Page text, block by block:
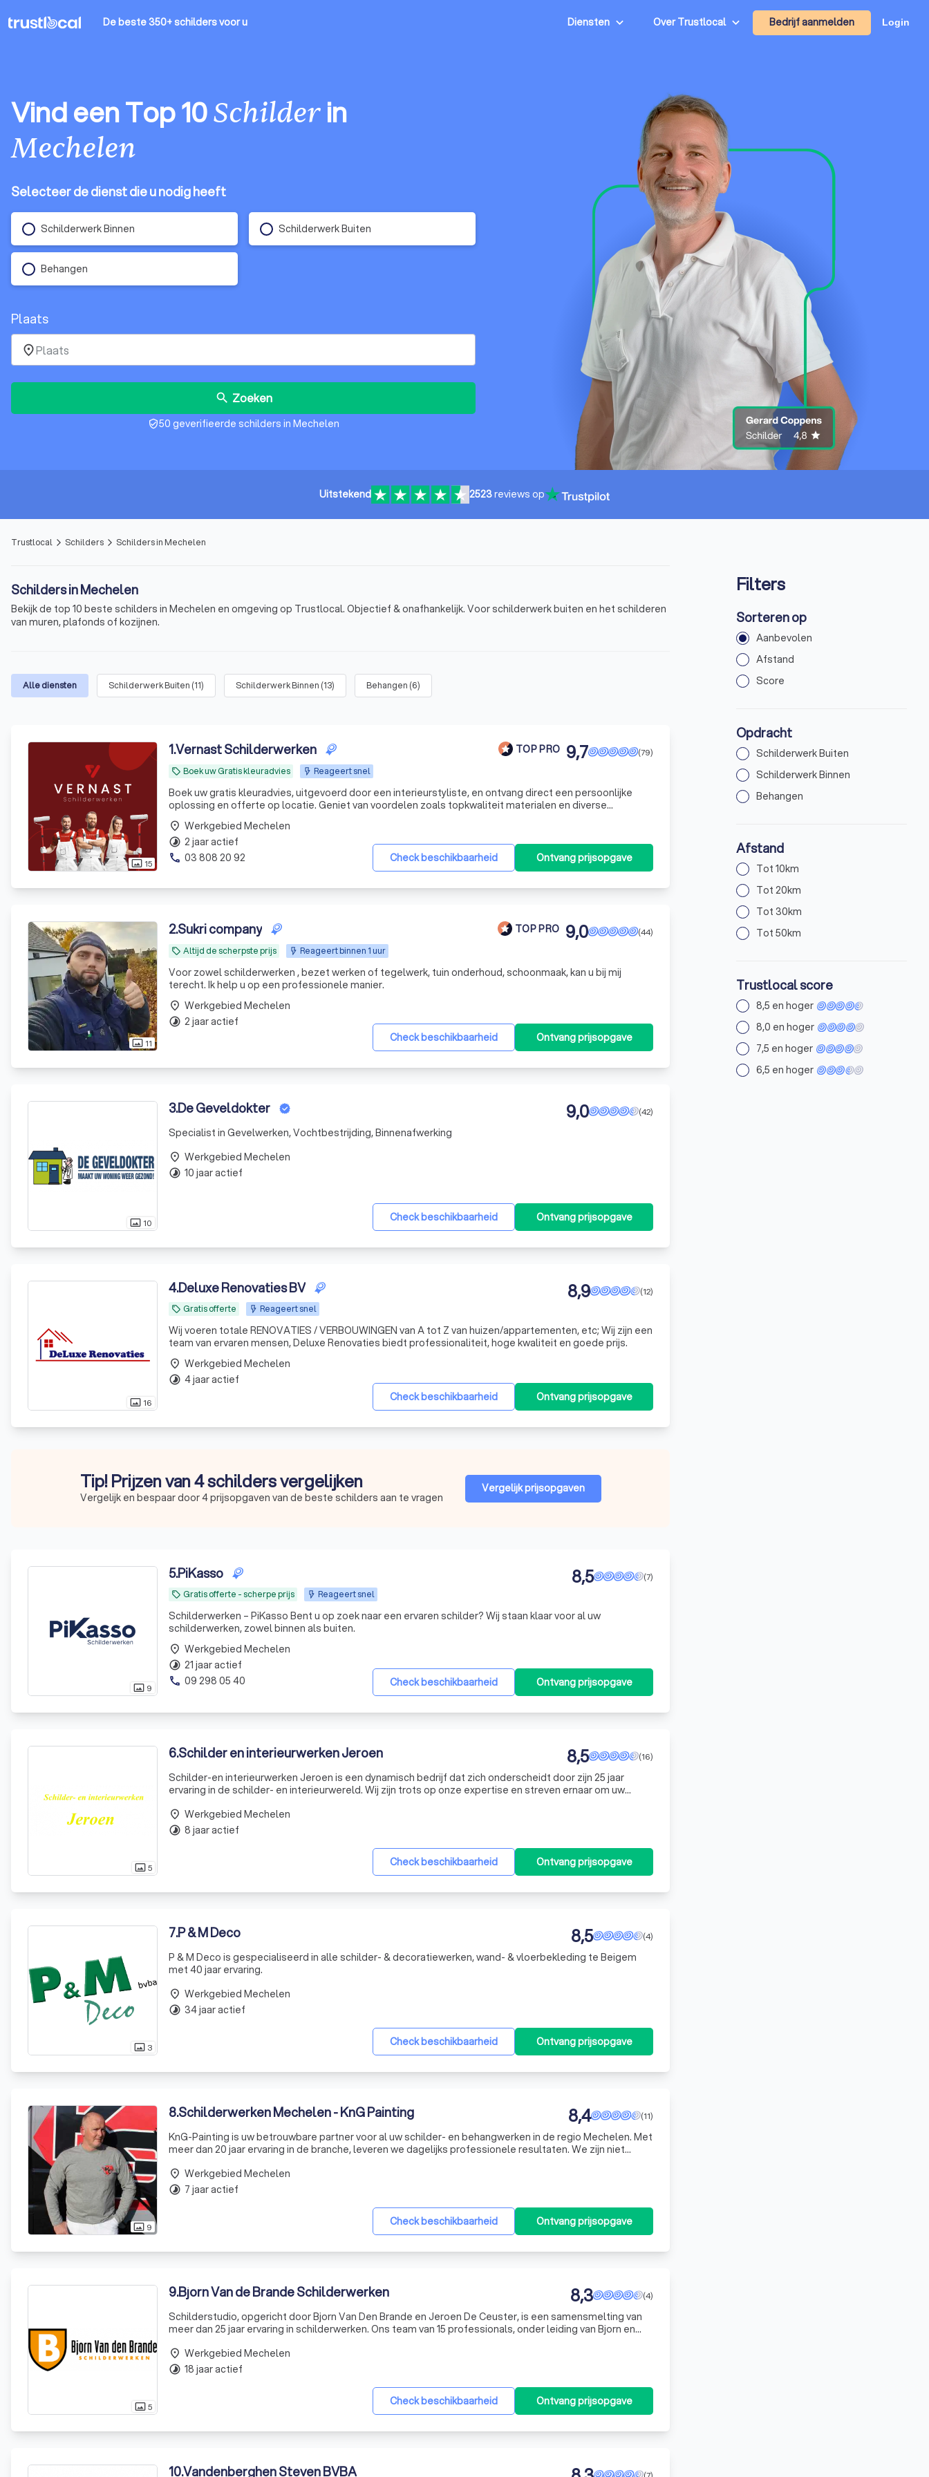
De beste 350+ schildersvoor u Diensten Over Trustlocal Bedrijf aanmelden Login
Vind een Top 10Schilderin
Mechelen
Selecteer de dienst die u nodig heeft
Schilderwerk Binnen Schilderwerk Buiten
Behangen
Plaats
place
search Zoeken
verified_user50 geverifieerde schilders in Mechelen
Uitstekend 2523reviews op
Trustlocal arrow_forward_ios Schilders arrow_forward_ios Schilders in Mechelen
Schilders in Mechelen
Bekijk de top 10 beste schilders in Mechelen en omgeving op Trustlocal. Objectief & onafhankelijk. Voor schilderwerk buiten en het schilderen
van muren, plafonds of kozijnen.
Alle diensten Schilderwerk Buiten (11) Schilderwerk Binnen (13) Behangen (6)
photo_size_select_actual 15
1.Vernast Schilderwerken TOP PRO
local_offer Boek uw Gratis kleuradvies Reageert snel
(79)
9,7
Boek uw gratis kleuradvies, uitgevoerd door een interieurstyliste, en ontvang direct een persoonlijke
oplossing en offerte op locatie. Geniet van voordelen zoals topkwaliteit materialen en diverse
afwerkingen. Welkom bij Vernast Schilderwerken, waar vakmanschap en klanttevredenheid onze
drijfveren
Check beschikbaarheid
Ontvang prijsopgave
place Werkgebied Mechelen
timelapse 2 jaar actief
phone 03 808 20 92
photo_size_select_actual 11
2.Sukri company TOP PRO
local_offer Altijd de scherpste prijs Reageert binnen 1 uur
(44)
9,0
Voor zowel schilderwerken , bezet werken of tegelwerk, tuin onderhoud, schoonmaak, kan u bij mij
terecht. Ik help u op een professionele manier.
Check beschikbaarheid Ontvang prijsopgave
place Werkgebied Mechelen
timelapse 2 jaar actief
photo_size_select_actual 10
3.De Geveldokter (42)
9,0
Specialist in Gevelwerken, Vochtbestrijding, Binnenafwerking
Check beschikbaarheid Ontvang prijsopgave
place Werkgebied Mechelen
timelapse 10 jaar actief
photo_size_select_actual 16
4.Deluxe Renovaties BV
local_offer Gratis offerte Reageert snel
(12)
8,9
Wij voeren totale RENOVATIES / VERBOUWINGEN van A tot Z van huizen/appartementen, etc; Wij zijn een
team van ervaren mensen, Deluxe Renovaties biedt professionaliteit, hoge kwaliteit en goede prijs.
Check beschikbaarheid Ontvang prijsopgave
place Werkgebied Mechelen
timelapse 4 jaar actief
Tip! Prijzen van 4 schilders vergelijken
Vergelijk en bespaar door 4 prijsopgaven van de beste schilders aan te vragen
Vergelijk prijsopgaven
photo_size_select_actual 9
5.PiKasso
local_offer Gratis offerte - scherpe prijs Reageert snel
(7)
8,5
Schilderwerken – PiKasso Bent u op zoek naar een ervaren schilder? Wij staan klaar voor al uw
schilderwerken, zowel binnen als buiten.
Check beschikbaarheid Ontvang prijsopgave
place Werkgebied Mechelen
timelapse 21 jaar actief
phone 09 298 05 40
photo_size_select_actual5
6.Schilder en interieurwerken Jeroen (16)
8,5
Schilder-en interieurwerken Jeroen is een dynamisch bedrijf dat zich onderscheidt door zijn 25 jaar
ervaring in de schilder- en interieurwereld. Wij zijn trots op onze expertise en streven ernaar om uw
Check beschikbaarheid Ontvang prijsopgave
place Werkgebied Mechelen
timelapse 8 jaar actief
photo_size_select_actual 3
7.P & M Deco (4)
8,5
P & M Deco is gespecialiseerd in alle schilder- & decoratiewerken, wand- & vloerbekleding te Beigem
met 40 jaar ervaring.
Check beschikbaarheid Ontvang prijsopgave
place Werkgebied Mechelen
timelapse 34 jaar actief
photo_size_select_actual 9
8.Schilderwerken Mechelen - KnG Painting (11)
8,4
KnG-Painting is uw betrouwbare partner voor al uw schilder- en behangwerken in de regio Mechelen. Met
meer dan 20 jaar ervaring in de branche, leveren we dagelijks professionele resultaten. We zijn niet
Check beschikbaarheid Ontvang prijsopgave
place Werkgebied Mechelen
timelapse 7 jaar actief
photo_size_select_actual5
9.Bjorn Van de Brande Schilderwerken (4)
8,3
Schilderstudio, opgericht door Bjorn Van Den Brande en Jeroen De Ceuster, is een samensmelting van
meer dan 25 jaar ervaring in schilderwerken. Ons team van 15 professionals, onder leiding van Bjorn en
Check beschikbaarheid Ontvang prijsopgave
place Werkgebied Mechelen
timelapse 18 jaar actief
10.Vandenberghen Steven BVBA
Filters
Sorteren op
Aanbevolen
Afstand
Score
Opdracht
Schilderwerk Buiten
Schilderwerk Binnen
Behangen
Afstand
Tot 10km
Tot 20km
Tot 30km
Tot 50km
Trustlocal score
8,5 en hoger
8,0 en hoger
7,5 en hoger
6,5 en hoger